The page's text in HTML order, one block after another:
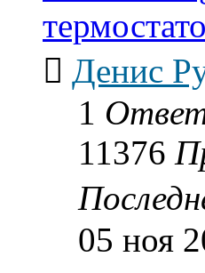
Денис
1
11376
05 ноя